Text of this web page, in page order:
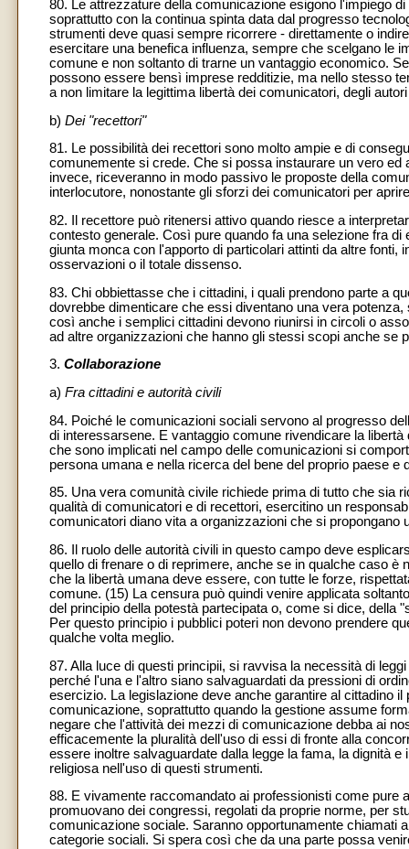
80. Le attrezzature della comunicazione esigono l'impiego
soprattutto con la continua spinta data dal progresso
strumenti deve quasi sempre ricorrere - direttamente o
esercitare una benefica influenza, sempre che scelgano le
comune e non soltanto di trarne un vantaggio economico.
possono essere bensì imprese redditizie, ma nello stesso
a non limitare la legittima libertà dei comunicatori, degli
b) Dei "recettori"
81. Le possibilità dei recettori sono molto ampie e di
comunemente si crede. Che si possa instaurare un vero
invece, riceveranno in modo passivo le proposte della
interlocutore, nonostante gli sforzi dei comunicatori per
82. Il recettore può ritenersi attivo quando riesce a
contesto generale. Così pure quando fa una selezione fra
giunta monca con l'apporto di particolari attinti da altre
osservazioni o il totale dissenso.
83. Chi obbiettasse che i cittadini, i quali prendono parte a
dovrebbe dimenticare che essi diventano una vera
così anche i semplici cittadini devono riunirsi in circoli o
ad altre organizzazioni che hanno gli stessi scopi anche se
3. Collaborazione
a) Fra cittadini e autorità civili
84. Poiché le comunicazioni sociali servono al progresso
di interessarsene. E vantaggio comune rivendicare la
che sono implicati nel campo delle comunicazioni si
persona umana e nella ricerca del bene del proprio paese e
85. Una vera comunità civile richiede prima di tutto che sia
qualità di comunicatori e di recettori, esercitino un
comunicatori diano vita a organizzazioni che si propongano
86. Il ruolo delle autorità civili in questo campo deve
quello di frenare o di reprimere, anche se in qualche caso
che la libertà umana deve essere, con tutte le forze,
comune. (15) La censura può quindi venire applicata
del principio della potestà partecipata o, come si dice, della
Per questo principio i pubblici poteri non devono prendere
qualche volta meglio.
87. Alla luce di questi principii, si ravvisa la necessità di
perché l'una e l'altro siano salvaguardati da pressioni di
esercizio. La legislazione deve anche garantire al cittadino
comunicazione, soprattutto quando la gestione assume
negare che l'attività dei mezzi di comunicazione debba ai
efficacemente la pluralità dell'uso di essi di fronte alla
essere inoltre salvaguardate dalla legge la fama, la dignità
religiosa nell'uso di questi strumenti.
88. E vivamente raccomandato ai professionisti come pure
promuovano dei congressi, regolati da proprie norme, per
comunicazione sociale. Saranno opportunamente chiamati
categorie sociali. Si spera così che da una parte possa